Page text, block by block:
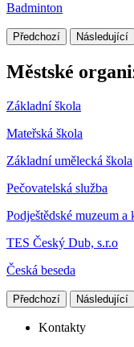
Badminton
Předchozí Následující
Městské
Základní škola
Mateřská škola
Základní umělecká škola
Pečovatelská služba
Podještědské muzeum a
TES Český Dub, s.r.o
Česká beseda
Předchozí Následující
Kontakty